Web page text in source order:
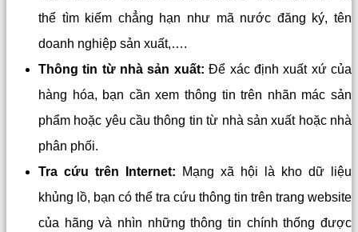
thể tìm kiếm chẳng hạn như mã nước đăng ký, tên
doanh nghiệp sản xuất,….
Thông tin từ nhà sản xuất: Để xác định xuất xứ của
hàng hóa, bạn cần xem thông tin trên nhãn mác sản
phẩm hoặc yêu cầu thông tin từ nhà sản xuất hoặc nhà
phân phối.
Tra cứu trên Internet: Mạng xã hội là kho dữ liệu
khủng lồ, bạn có thể tra cứu thông tin trên trang website
của hãng và nhìn những thông tin chính thống được